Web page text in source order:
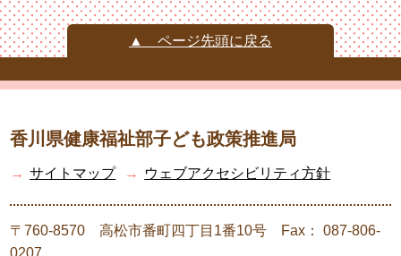
▲ ページ先頭に戻る
香川県健康福祉部子ども政策推進局
→ サイトマップ → ウェブアクセシビリティ方針
〒760-8570 高松市番町四丁目1番10号 Fax： 087-806-